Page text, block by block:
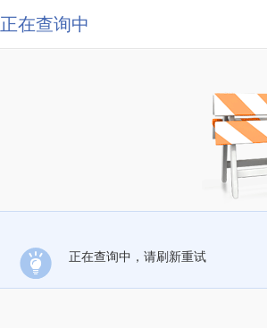
正在查询中
正在查询中，请刷新重试